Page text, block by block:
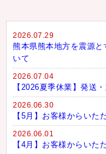
2026.07.29
熊本県熊本地方を震源
いて
2026.07.04
【2026夏季休業】発送
2026.06.30
【5月】お客様からいた
2026.06.01
【4月】お客様からいた